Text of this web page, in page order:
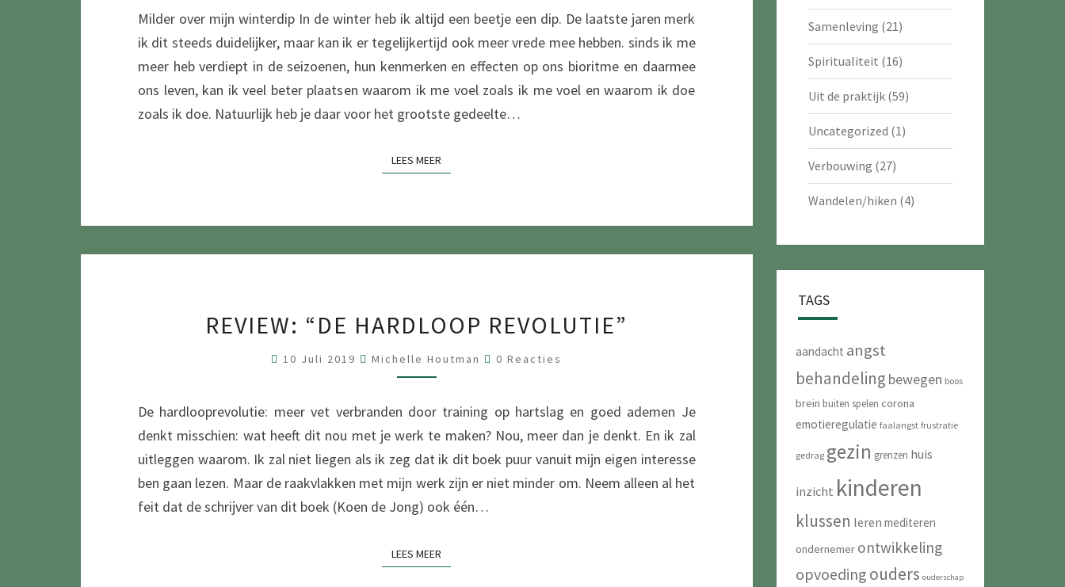
ONS
Milder over mijn winterdip In de winter heb ik altijd een beetje een dip. De laatste jaren merk
ik dit steeds duidelijker, maar kan ik er tegelijkertijd ook meer vrede mee hebben. sinds ik me
meer heb verdiept in de seizoenen, hun kenmerken en effecten op ons bioritme en daarmee
ons leven, kan ik veel beter plaatsen waarom ik me voel zoals ik me voel en waarom ik doe
zoals ik doe. Natuurlijk heb je daar voor het grootste gedeelte…
LEES MEER
“DE
HARDLOOP
REVOLUTIE”
REVIEW: “DE HARDLOOP REVOLUTIE”
10 Juli 2019 Michelle Houtman Reacties
0 Reacties
De hardlooprevolutie: meer vet verbranden door training op hartslag en goed ademen Je
denkt misschien: wat heeft dit nou met je werk te maken? Nou, meer dan je denkt. En ik zal
uitleggen waarom. Ik zal niet liegen als ik zeg dat ik dit boek puur vanuit mijn eigen interesse
ben gaan lezen. Maar de raakvlakken met mijn werk zijn er niet minder om. Neem alleen al het
feit dat de schrijver van dit boek (Koen de Jong) ook één…
LEES MEER
Samenleving (21)
Spiritualiteit (16)
Uit de praktijk(59)
Uncategorized (1)
Verbouwing (27)
Wandelen/hiken (4)
TAGS
aandacht angst
behandeling bewegen boos
brein buiten spelen corona
emotieregulatie faalangst frustratie
gedrag gezin grenzen huis
inzicht kinderen
klussen leren mediteren
ondernemer ontwikkeling
opvoeding ouders ouderschap